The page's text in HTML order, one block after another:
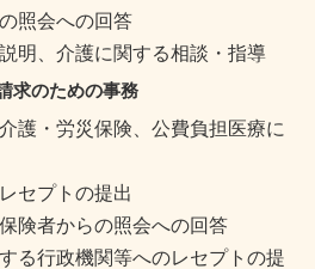
照会への回答
明、介護に関する相談・指導
求のための事務
護・労災保険、公費負担医療に
セプトの提出
険者からの照会への回答
る行政機関等へのレセプトの提